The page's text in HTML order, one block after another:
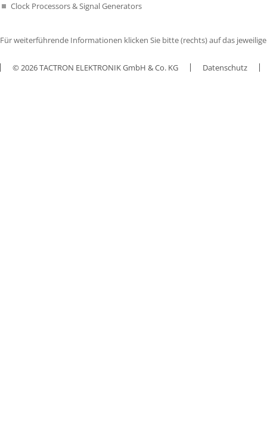
Clock Processors & Signal Generators
Für weiterführende Informationen klicken Sie bitte (rechts) auf das
© 2026 TACTRON ELEKTRONIK GmbH & Co. KG Datenschutz